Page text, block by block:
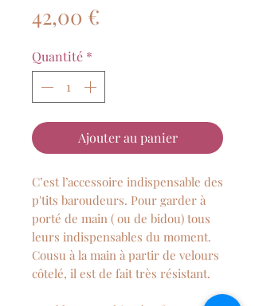
42,00 €
Quantité *
Ajouter au panier
C’est l’accessoire indispensable des
p'tits baroudeurs. Pour garder à
porté de main ( ou de bidou) tous
leurs indispensables du moment.
Cousu à la main à partir de velours
côtelé, il est de fait très résistant.